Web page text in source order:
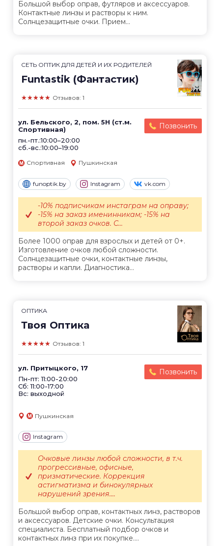
Большой выбор оправ, футляров и аксессуаров.
Контактные линзы и растворы к ним.
Солнцезащитные очки. Прием...
СЕТЬ ОПТИК ДЛЯ ДЕТЕЙ И ИХ РОДИТЕЛЕЙ
Funtastik (Фантастик)
★★★★★ Отзывов: 1
ул. Бельского, 2, пом. 5Н (ст.м.
Спортивная)
пн.-пт.:10:00–20:00
сб.-вс.:10:00–19:00
Позвонить
Спортивная Пушкинская
funoptik.by Instagram vk.com
Более 1000 оправ для взрослых и детей от 0+.
Изготовление очков любой сложности.
Солнцезащитные очки, контактные линзы,
растворы и капли. Диагностика...
-10% подписчикам инстаграм на оправу;
-15% на заказ именинникам; -15% на
второй заказ очков. С...
ОПТИКА
Твоя Оптика
★★★★★ Отзывов: 1
ул. Притыцкого, 17
Пн-пт: 11:00-20:00
Сб: 11:00-17:00
Вс: выходной
Позвонить
Пушкинская
Instagram
Большой выбор оправ, контактных линз, растворов
и аксессуаров. Детские очки. Консультация
специалиста. Бесплатный подбор очков и
контактных линз при их покупке....
Очковые линзы любой сложности, в т.ч.
прогрессивные, офисные,
призматические. Коррекция
астигматизма и бинокулярных
нарушений зрения....